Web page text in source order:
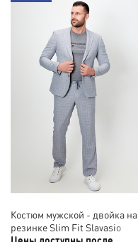
Костюм мужской - двойка на
резинке Slim Fit Slavasio